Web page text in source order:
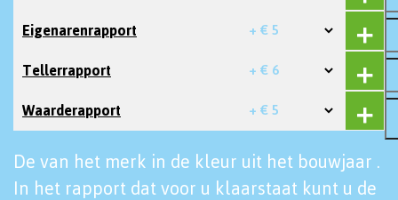
Eigenarenrapport + € 5
Tellerrapport + € 6
Waarderapport + € 5
De van het merk in de kleur uit het bouwjaar .
In het rapport dat voor u klaarstaat kunt u de